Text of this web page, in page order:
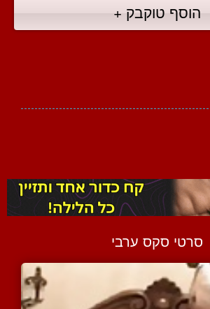
הוסף טוקבק +
סרטי סקס ערבי